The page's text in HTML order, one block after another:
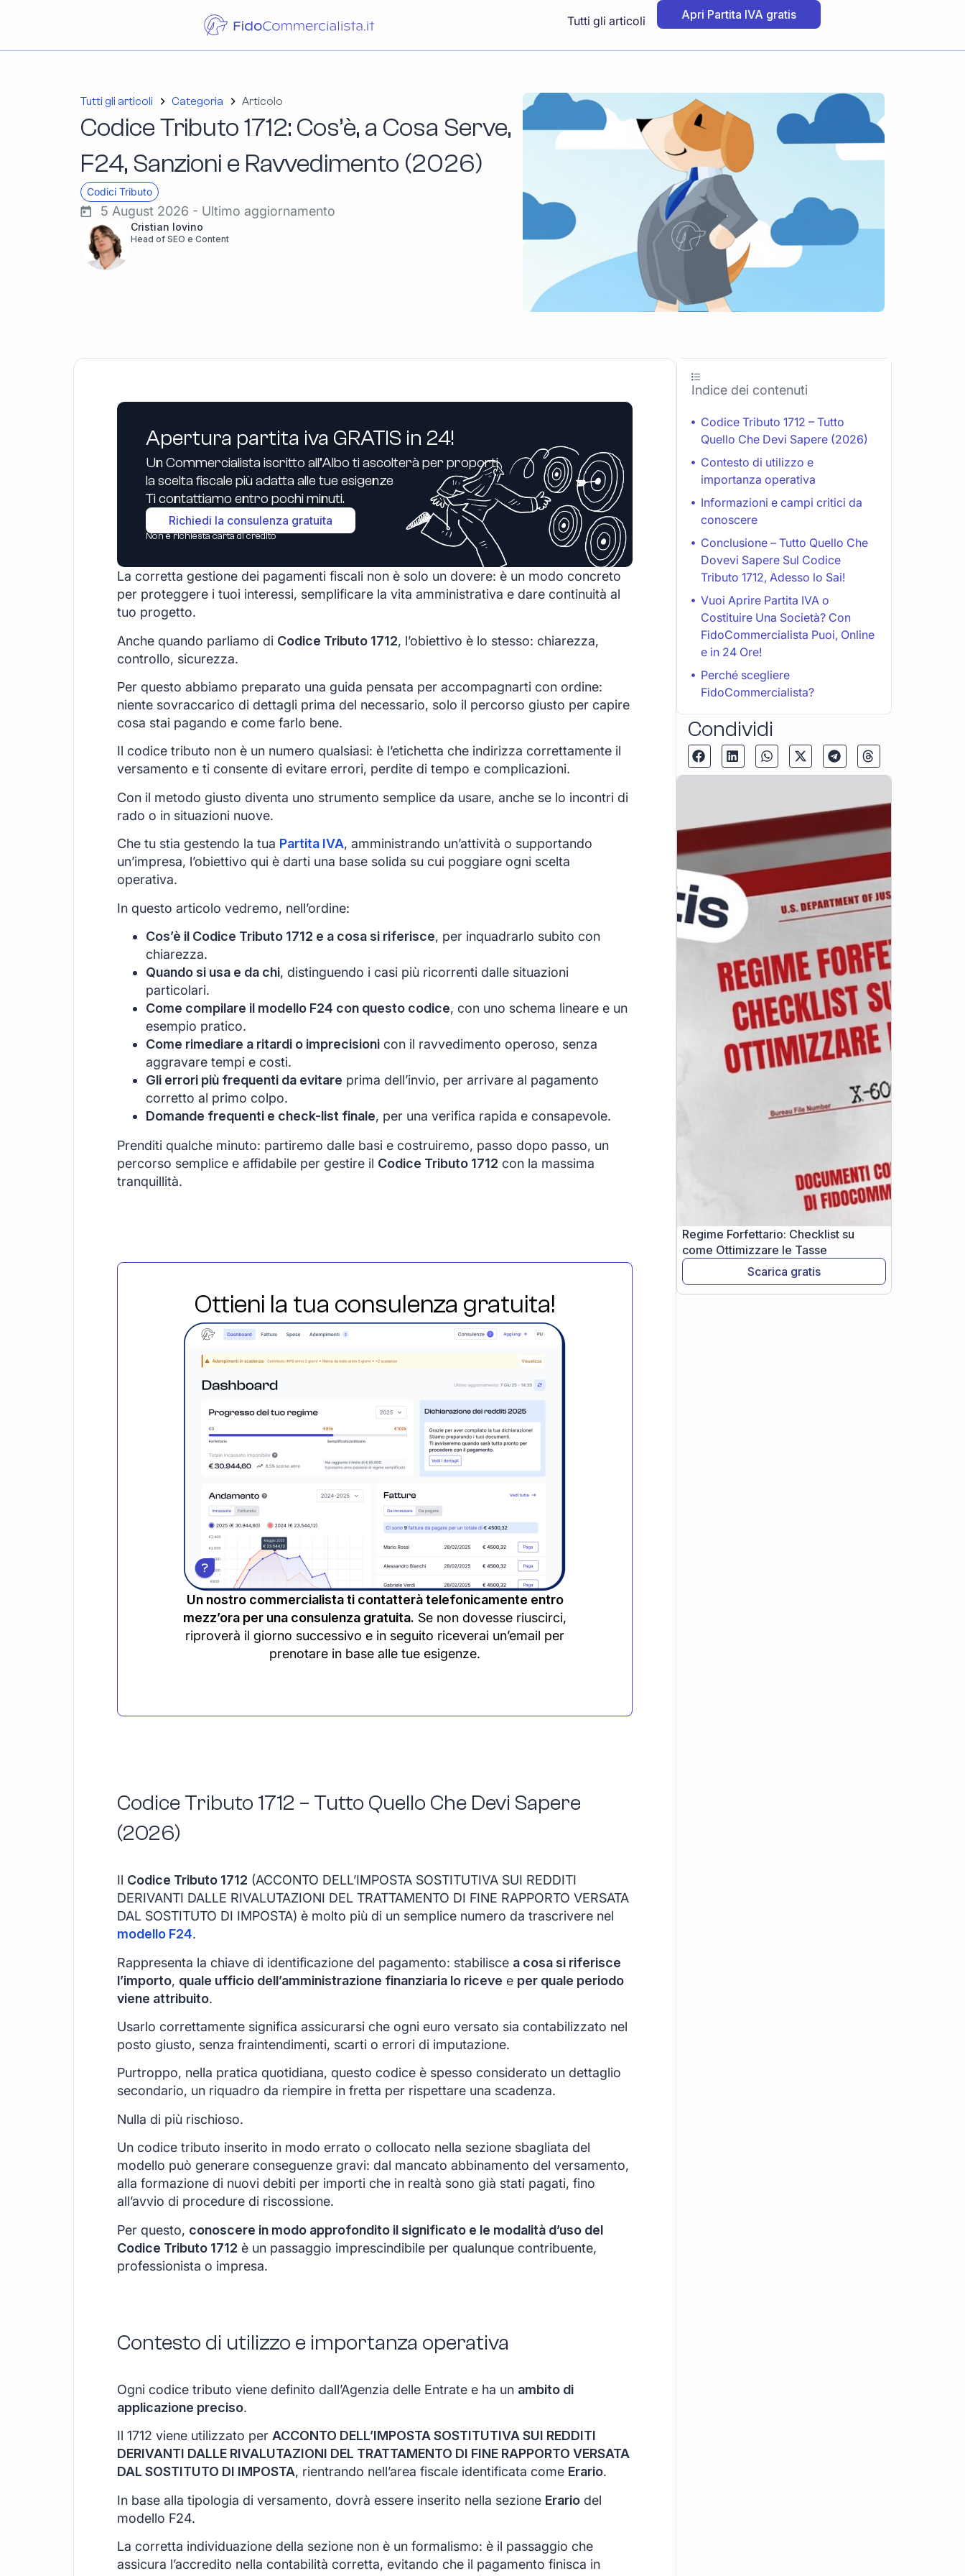
Tutti gli articoli Apri Partita IVA gratis
Tutti gli articoli Categoria Articolo
Codice Tributo 1712: Cos’è, a Cosa Serve,
F24, Sanzioni e Ravvedimento (2026)
Codici Tributo
5 August 2026 - Ultimo aggiornamento
Cristian Iovino
Head of SEO e Content
Apertura partita iva GRATIS in 24!
Un Commercialista iscritto all’Albo ti ascolterà per proporti
la scelta fiscale più adatta alle tue esigenze
Ti contattiamo entro pochi minuti.
Richiedi la consulenza gratuita
Non è richiesta carta di credito
La corretta gestione dei pagamenti fiscali non è solo un dovere: è un modo concreto
per proteggere i tuoi interessi, semplificare la vita amministrativa e dare continuità al
tuo progetto.
Anche quando parliamo di Codice Tributo 1712, l’obiettivo è lo stesso: chiarezza,
controllo, sicurezza.
Per questo abbiamo preparato una guida pensata per accompagnarti con ordine:
niente sovraccarico di dettagli prima del necessario, solo il percorso giusto per capire
cosa stai pagando e come farlo bene.
Il codice tributo non è un numero qualsiasi: è l’etichetta che indirizza correttamente il
versamento e ti consente di evitare errori, perdite di tempo e complicazioni.
Con il metodo giusto diventa uno strumento semplice da usare, anche se lo incontri di
rado o in situazioni nuove.
Che tu stia gestendo la tua Partita IVA, amministrando un’attività o supportando
un’impresa, l’obiettivo qui è darti una base solida su cui poggiare ogni scelta
operativa.
In questo articolo vedremo, nell’ordine:
Cos’è il Codice Tributo 1712 e a cosa si riferisce, per inquadrarlo subito con
chiarezza.
Quando si usa e da chi, distinguendo i casi più ricorrenti dalle situazioni
particolari.
Come compilare il modello F24 con questo codice, con uno schema lineare e un
esempio pratico.
Come rimediare a ritardi o imprecisioni con il ravvedimento operoso, senza
aggravare tempi e costi.
Gli errori più frequenti da evitare prima dell’invio, per arrivare al pagamento
corretto al primo colpo.
Domande frequenti e check-list finale, per una verifica rapida e consapevole.
Prenditi qualche minuto: partiremo dalle basi e costruiremo, passo dopo passo, un
percorso semplice e affidabile per gestire il Codice Tributo 1712 con la massima
tranquillità.
Ottieni la tua consulenza gratuita!
Un nostro commercialista ti contatterà telefonicamente entro
mezz’ora per una consulenza gratuita. Se non dovesse riuscirci,
riproverà il giorno successivo e in seguito riceverai un’email per
prenotare in base alle tue esigenze.
Codice Tributo 1712 – Tutto Quello Che Devi Sapere
(2026)
Il Codice Tributo 1712 (ACCONTO DELL’IMPOSTA SOSTITUTIVA SUI REDDITI
DERIVANTI DALLE RIVALUTAZIONI DEL TRATTAMENTO DI FINE RAPPORTO VERSATA
DAL SOSTITUTO DI IMPOSTA) è molto più di un semplice numero da trascrivere nel
modello F24.
Rappresenta la chiave di identificazione del pagamento: stabilisce a cosa si riferisce
l’importo, quale ufficio dell’amministrazione finanziaria lo riceve e per quale periodo
viene attribuito.
Usarlo correttamente significa assicurarsi che ogni euro versato sia contabilizzato nel
posto giusto, senza fraintendimenti, scarti o errori di imputazione.
Purtroppo, nella pratica quotidiana, questo codice è spesso considerato un dettaglio
secondario, un riquadro da riempire in fretta per rispettare una scadenza.
Nulla di più rischioso.
Un codice tributo inserito in modo errato o collocato nella sezione sbagliata del
modello può generare conseguenze gravi: dal mancato abbinamento del versamento,
alla formazione di nuovi debiti per importi che in realtà sono già stati pagati, fino
all’avvio di procedure di riscossione.
Per questo, conoscere in modo approfondito il significato e le modalità d’uso del
Codice Tributo 1712 è un passaggio imprescindibile per qualunque contribuente,
professionista o impresa.
Contesto di utilizzo e importanza operativa
Ogni codice tributo viene definito dall’Agenzia delle Entrate e ha un ambito di
applicazione preciso.
Il 1712 viene utilizzato per ACCONTO DELL’IMPOSTA SOSTITUTIVA SUI REDDITI
DERIVANTI DALLE RIVALUTAZIONI DEL TRATTAMENTO DI FINE RAPPORTO VERSATA
DAL SOSTITUTO DI IMPOSTA, rientrando nell’area fiscale identificata come Erario.
In base alla tipologia di versamento, dovrà essere inserito nella sezione Erario del
modello F24.
La corretta individuazione della sezione non è un formalismo: è il passaggio che
assicura l’accredito nella contabilità corretta, evitando che il pagamento finisca in
Indice dei contenuti
Codice Tributo 1712 – Tutto
Quello Che Devi Sapere (2026)
Contesto di utilizzo e
importanza operativa
Informazioni e campi critici da
conoscere
Conclusione – Tutto Quello Che
Dovevi Sapere Sul Codice
Tributo 1712, Adesso lo Sai!
Vuoi Aprire Partita IVA o
Costituire Una Società? Con
FidoCommercialista Puoi, Online
e in 24 Ore!
Perché scegliere
FidoCommercialista?
Condividi
Regime Forfettario: Checklist su
come Ottimizzare le Tasse
Scarica gratis